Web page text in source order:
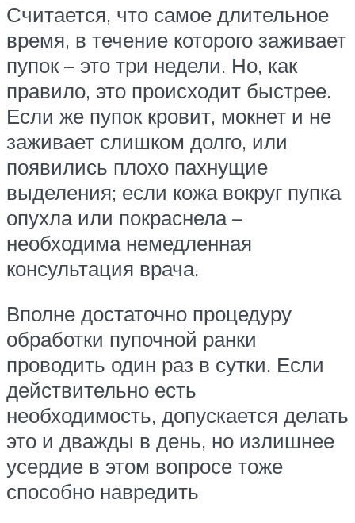
Считается, что самое длительное
время, в течение которого заживает
пупок – это три недели. Но, как
правило, это происходит быстрее.
Если же пупок кровит, мокнет и не
заживает слишком долго, или
появились плохо пахнущие
выделения; если кожа вокруг пупка
опухла или покраснела –
необходима немедленная
консультация врача.
Вполне достаточно процедуру
обработки пупочной ранки
проводить один раз в сутки. Если
действительно есть
необходимость, допускается делать
это и дважды в день, но излишнее
усердие в этом вопросе тоже
способно навредить